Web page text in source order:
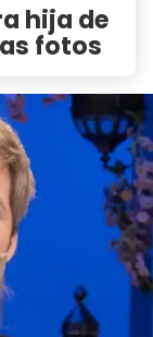
hija de
fotos